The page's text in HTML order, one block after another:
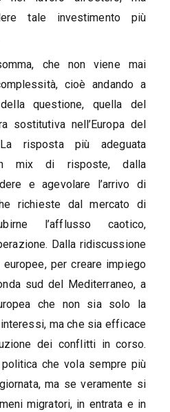
tale investimento più
che non viene mai
cioè andando a
questione, quella del
sostitutiva nell’Europa del
risposta più adeguata
mix di risposte, dalla
e agevolare l’arrivo di
richieste dal mercato di
l’afflusso caotico,
Dalla ridiscussione
per creare impiego
sud del Mediterraneo, a
che non sia solo la
ma che sia efficace
dei conflitti in corso.
che vola sempre più
ma se veramente si
migratori, in entrata e in